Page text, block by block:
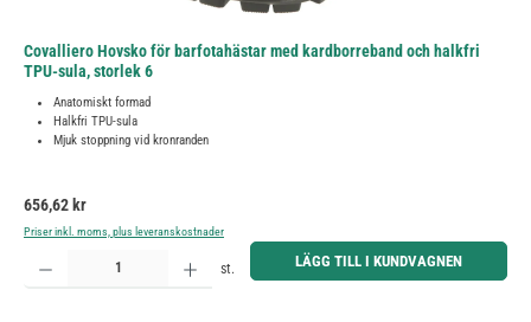
Covalliero Hovsko för barfotahästar med kardborreband och halkfri
TPU-sula, storlek 6
Anatomiskt formad
Halkfri TPU-sula
Mjuk stoppning vid kronranden
Ordinarie pris:
656,62 kr
Priser inkl. moms, plus leveranskostnader
Produktkvantitet: Ange önskat belopp eller använd knapparna för att öka eller minska kvantiteten.
st. LÄGG TILL I KUNDVAGNEN